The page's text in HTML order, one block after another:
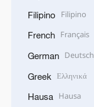
Filipino Filipino
French Français
German Deutsch
Greek Ελληνικά
Hausa Hausa